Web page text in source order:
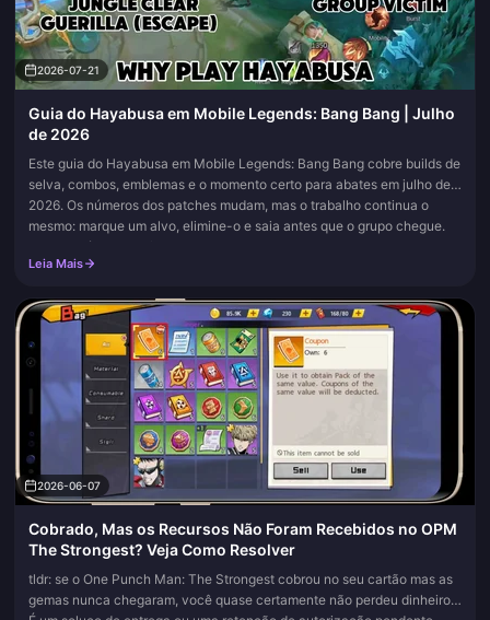
2026-07-21
Guia do Hayabusa em Mobile Legends: Bang Bang | Julho
de 2026
Este guia do Hayabusa em Mobile Legends: Bang Bang cobre builds de
selva, combos, emblemas e o momento certo para abates em julho de
2026. Os números dos patches mudam, mas o trabalho continua o
mesmo: marque um alvo, elimine-o e saia antes que o grupo chegue.
Salve a página nos favoritos e volte sempre que os itens ou talentos de
emblema sofrerem alterações.
Leia Mais
2026-06-07
Cobrado, Mas os Recursos Não Foram Recebidos no OPM
The Strongest? Veja Como Resolver
tldr: se o One Punch Man: The Strongest cobrou no seu cartão mas as
gemas nunca chegaram, você quase certamente não perdeu dinheiro.